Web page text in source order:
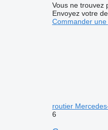
Vous ne trouvez
Envoyez votre
Commander
routier
6